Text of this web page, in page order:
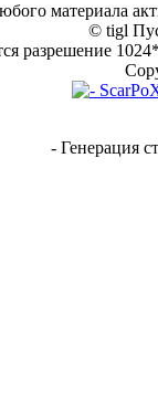
материала
© tigl
разрешение
- Генерация